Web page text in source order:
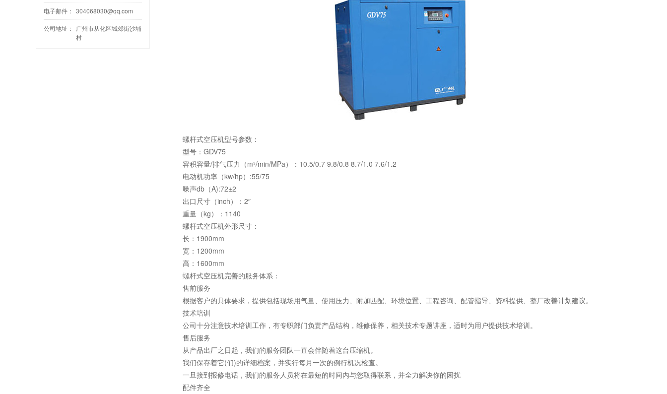
螺杆式空压机型号参数：
型号：GDV75
容积容量/排气压力（m³/min/MPa）：10.5/0.7 9.8/0.8 8.7/1.0 7.6/1.2
电动机功率（kw/hp）:55/75
噪声db（A):72±2
出口尺寸（inch）：2″
重量（kg）：1140
螺杆式空压机外形尺寸：
长：1900mm
宽：1200mm
高：1600mm
螺杆式空压机完善的服务体系：
售前服务
根据客户的具体要求，提供包括现场用气量、使用压力、附加匹配、环境位置、工程咨询、配管指导、资料提供、整厂改善计划建议。
技术培训
公司十分注意技术培训工作，有专职部门负责产品结构，维修保养，相关技术专题讲座，适时为用户提供技术培训。
售后服务
从产品出厂之日起，我们的服务团队一直会伴随着这台压缩机。
我们保存着它(们)的详细档案，并实行每月一次的例行机况检查。
一旦接到报修电话，我们的服务人员将在最短的时间内与您取得联系，并全力解决你的困扰
配件齐全
电子邮件： 304068030@qq.com
公司地址：
广州市从化区城郊街沙埔
村